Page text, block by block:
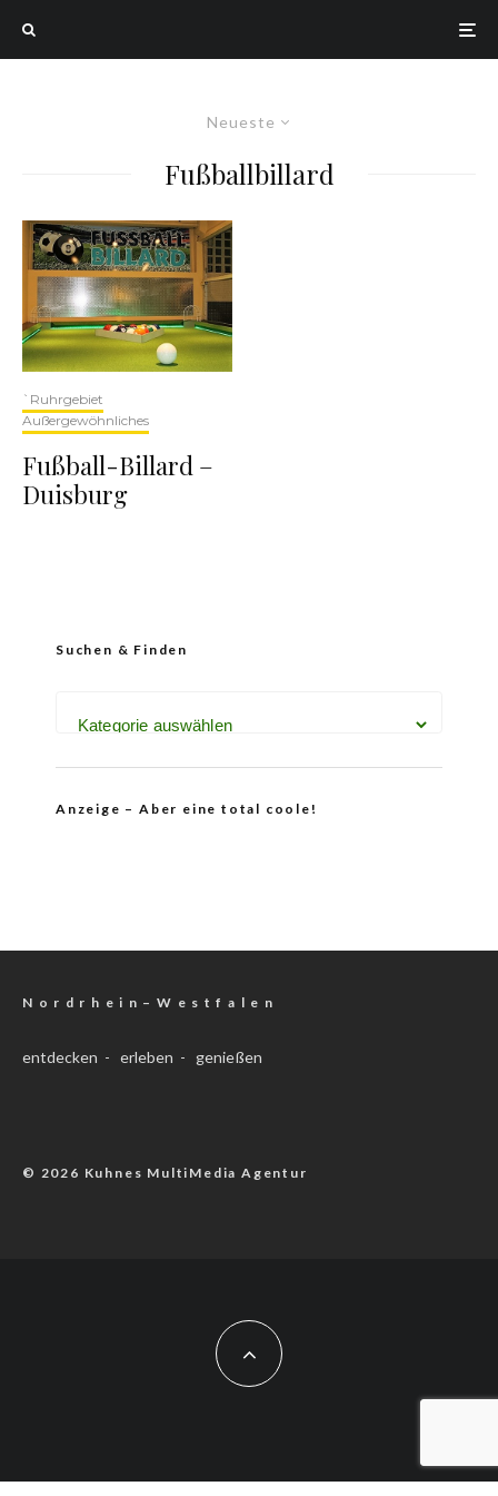
Neueste
Fußballbillard
`Ruhrgebiet
Außergewöhnliches
Fußball-Billard –
Duisburg
Suchen & Finden
Anzeige – Aber eine total coole!
N o r d r h e i n – W e s t f a l e n
entdecken - erleben - genießen
© 2026 Kuhnes MultiMedia Agentur